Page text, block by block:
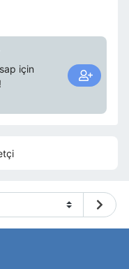
için